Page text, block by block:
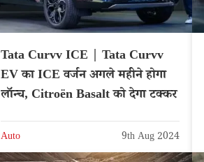
Tata Curvv ICE | Tata Curvv
EV का ICE वर्जन अगले महीने होगा
लॉन्च, Citroën Basalt को देगा टक्कर
Auto 9th Aug 2024